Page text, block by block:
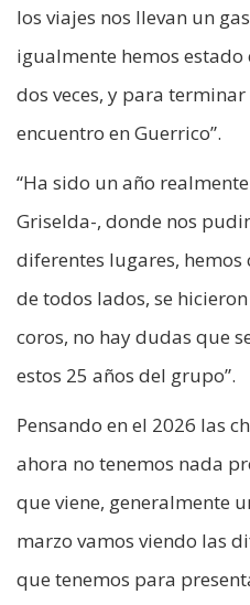
los viajes nos llevan un
igualmente hemos estado
dos veces, y para
encuentro en Guerrico”.
“Ha sido un año
Griselda-, donde nos
diferentes lugares,
de todos lados, se
coros, no hay dudas que
estos 25 años del grupo”.
Pensando en el 2026 las
ahora no tenemos nada
que viene, generalmente
marzo vamos viendo las
que tenemos para